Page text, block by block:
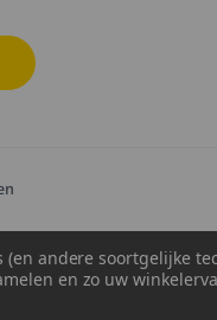
(en andere soortgelijke
en zo uw